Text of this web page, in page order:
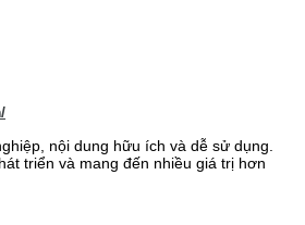
nội dung hữu ích và dễ sử dụng.
triển và mang đến nhiều giá trị hơn